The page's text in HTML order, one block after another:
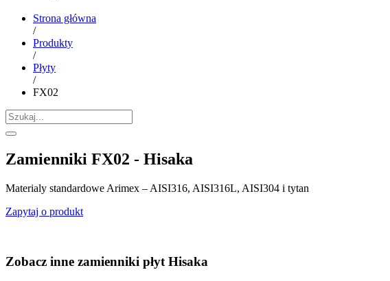
Strona główna
/
Produkty
/
Płyty
/
FX02
Zamienniki FX02 - Hisaka
Materialy standardowe Arimex – AISI316, AISI316L, AISI304 i tytan
Zapytaj o produkt
Zobacz inne zamienniki płyt Hisaka